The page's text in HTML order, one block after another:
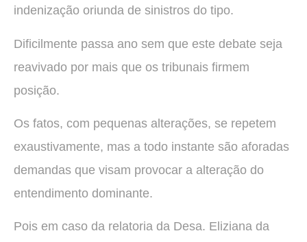
indenização oriunda de sinistros do tipo.
Dificilmente passa ano sem que este debate seja
reavivado por mais que os tribunais firmem
posição.
Os fatos, com pequenas alterações, se repetem
exaustivamente, mas a todo instante são aforadas
demandas que visam provocar a alteração do
entendimento dominante.
Pois em caso da relatoria da Desa. Eliziana da